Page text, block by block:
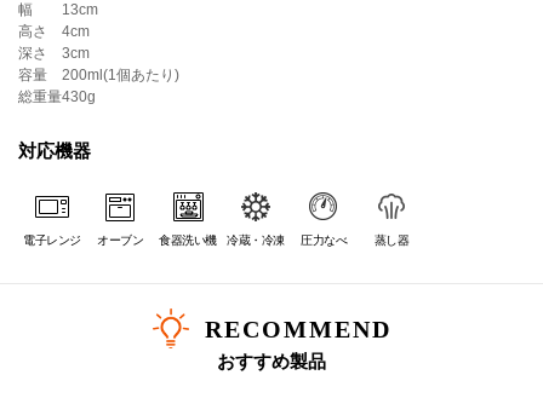
幅
13cm
高さ
4cm
深さ
3cm
容量
200ml(1個あたり)
総重量430g
対応機器
電子レンジ オーブン 食器洗い機 冷蔵・冷凍 圧力なべ 蒸し器
RECOMMEND
おすすめ製品